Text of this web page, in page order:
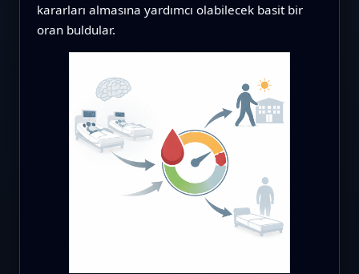
kararları almasına yardımcı olabilecek basit bir
oran buldular.